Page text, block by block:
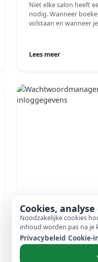
Niet elke salon heeft
nodig. Wanneer
volstaan en wanneer
Lees meer
veilige kluis
Cookies,
Noodzakelijke cookies
inhoud worden pas na je
Privacybeleid·Cookie-